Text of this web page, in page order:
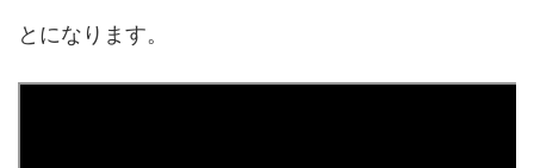
とになります。